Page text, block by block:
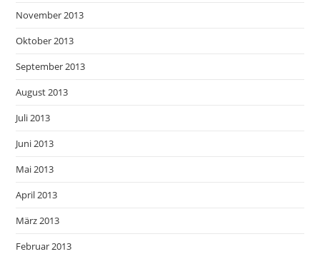
November 2013
Oktober 2013
September 2013
August 2013
Juli 2013
Juni 2013
Mai 2013
April 2013
März 2013
Februar 2013